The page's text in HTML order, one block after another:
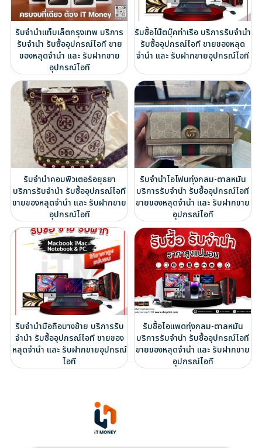
รับจำนำแท็บเล็ตกรุงเทพ บริการ
รับจำนำ รับซื้ออุปกรณ์ไอที ขาย
ของหลุดจำนำ และ รับฝากขาย
อุปกรณ์ไอที
รับซื้อโน๊ตบุ๊คท่าเรือ บริการรับจำนำ
รับซื้ออุปกรณ์ไอที ขายของหลุด
จำนำ และ รับฝากขายอุปกรณ์ไอที
รับจำนำคอมพิวเตอร์อยุธยา
บริการรับจำนำ รับซื้ออุปกรณ์ไอที
ขายของหลุดจำนำ และ รับฝากขาย
อุปกรณ์ไอที
รับจำนำไอโฟนทุ่งกลม-ตาลหมัน
บริการรับจำนำ รับซื้ออุปกรณ์ไอที
ขายของหลุดจำนำ และ รับฝากขาย
อุปกรณ์ไอที
รับจำนำมือถือบางซ้าย บริการรับ
จำนำ รับซื้ออุปกรณ์ไอที ขายของ
หลุดจำนำ และ รับฝากขายอุปกรณ์
ไอที
รับซื้อไอแพดทุ่งกลม-ตาลหมัน
บริการรับจำนำ รับซื้ออุปกรณ์ไอที
ขายของหลุดจำนำ และ รับฝากขาย
อุปกรณ์ไอที